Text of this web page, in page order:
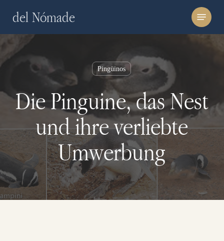
content
del Nómade Menu
Pingüinos
Die Pinguine, das Nest
und ihre verliebte
Umwerbung